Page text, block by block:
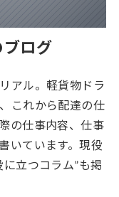
ログ
アル。軽貨物ドラ
これから配達の仕
の仕事内容、仕事
いています。現役
立つコラム”も掲